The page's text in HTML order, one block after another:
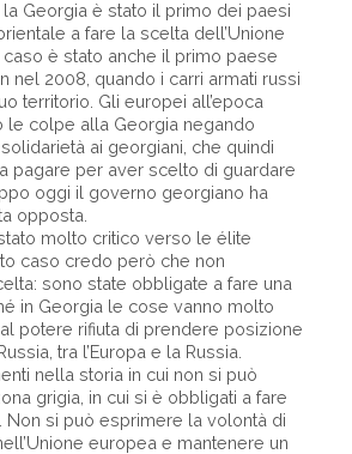
Georgia è stato il primo dei paesi
a fare la scelta dell’Unione
è stato anche il primo paese
nel 2008, quando i carri armati russi
territorio. Gli europei all’epoca
le colpe alla Georgia negando
ai georgiani, che quindi
pagare per aver scelto di guardare
oggi il governo georgiano ha
opposta.
molto critico verso le élite
caso credo però che non
sono state obbligate a fare una
in Geor­gia le cose vanno molto
potere rifiuta di prendere posizione
tra l’Europa e la Russia.
nella storia in cui non si può
grigia, in cui si è obbligati a fare
Non si può esprimere la volontà di
europea e mantenere un